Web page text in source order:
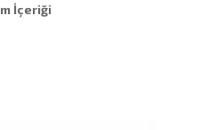
İçeriği